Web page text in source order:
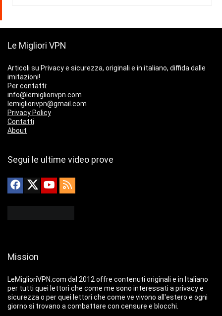
Le Migliori VPN
Articoli su Privacy e sicurezza, originali e in italiano, diffida dalle
imitazioni!
Per contatti:
info@lemigliorivpn.com
lemigliorivpn@gmail.com
Privacy Policy
Contatti
About
Segui le ultime video prove
Mission
LeMiglioriVPN.com dal 2012 offre contenuti originali e in Italiano
per tutti quei lettori che come me sono interessati a privacy e
sicurezza o per quei lettori che come ve vivono all'estero e ogni
giorno si trovano a combattare con censure e blocchi.